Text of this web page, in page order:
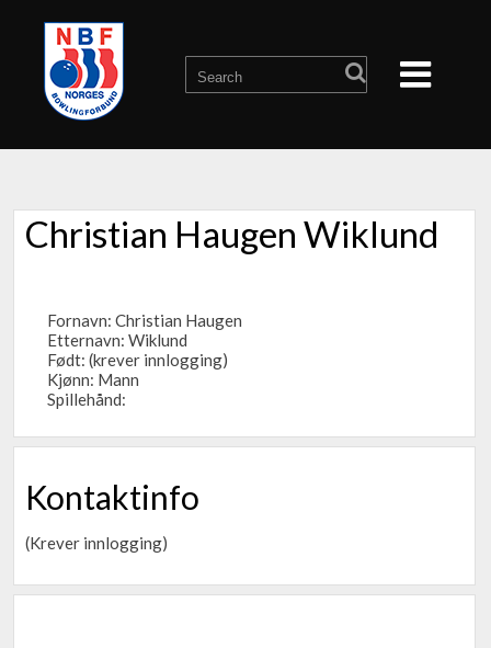
Christian Haugen Wiklund
Fornavn: Christian Haugen
Etternavn: Wiklund
Født: (krever innlogging)
Kjønn: Mann
Spillehånd:
Kontaktinfo
(Krever innlogging)